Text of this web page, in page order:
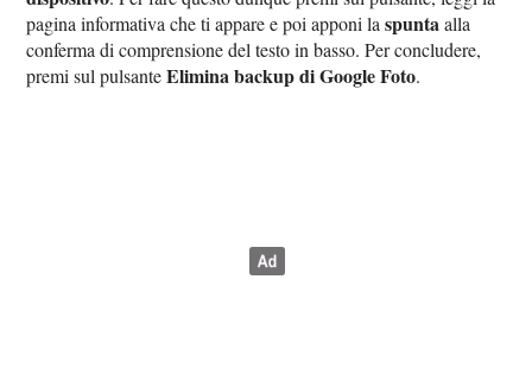
pagina informativa che ti appare e poi apponi laspuntaalla
conferma di comprensione del testo in basso. Per concludere,
premi sul pulsanteElimina backup di Google Foto.